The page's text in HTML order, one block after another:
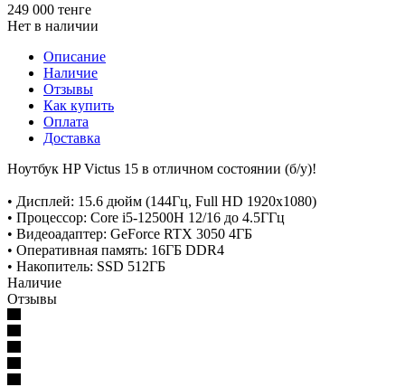
249 000 тенге
Нет в наличии
Описание
Наличие
Отзывы
Как купить
Оплата
Доставка
Ноутбук HP Victus 15 в отличном состоянии (б/у)!
• Дисплей: 15.6 дюйм (144Гц, Full HD 1920x1080)
• Процессор: Core i5-12500H 12/16 до 4.5ГГц
• Видеоадаптер: GeForce RTX 3050 4ГБ
• Оперативная память: 16ГБ DDR4
• Накопитель: SSD 512ГБ
Наличие
Отзывы